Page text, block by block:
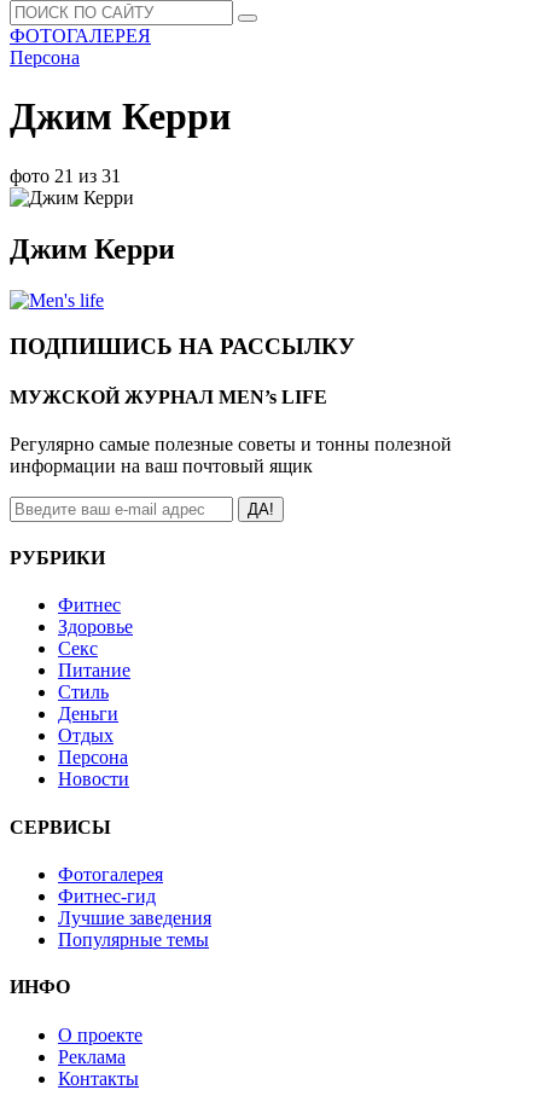
ФОТОГАЛЕРЕЯ
Персона
Джим Керри
фото 21 из 31
Джим Керри
ПОДПИШИСЬ НА РАССЫЛКУ
МУЖСКОЙ ЖУРНАЛ MEN’s LIFE
Регулярно самые полезные советы и тонны полезной
информации на ваш почтовый ящик
ДА!
РУБРИКИ
Фитнес
Здоровье
Секс
Питание
Стиль
Деньги
Отдых
Персона
Новости
СЕРВИСЫ
Фотогалерея
Фитнес-гид
Лучшие заведения
Популярные темы
ИНФО
О проекте
Реклама
Контакты